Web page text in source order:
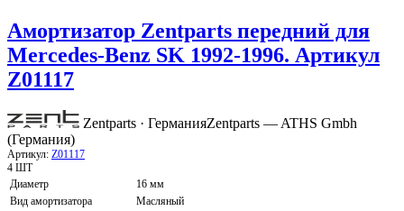
Амортизатор Zentparts передний для
Mercedes-Benz SK 1992-1996. Артикул
Z01117
Zentparts · ГерманияZentparts — ATHS Gmbh
(Германия)
Артикул: Z01117
4 ШТ
Диаметр
16 мм
Вид амортизатора
Масляный